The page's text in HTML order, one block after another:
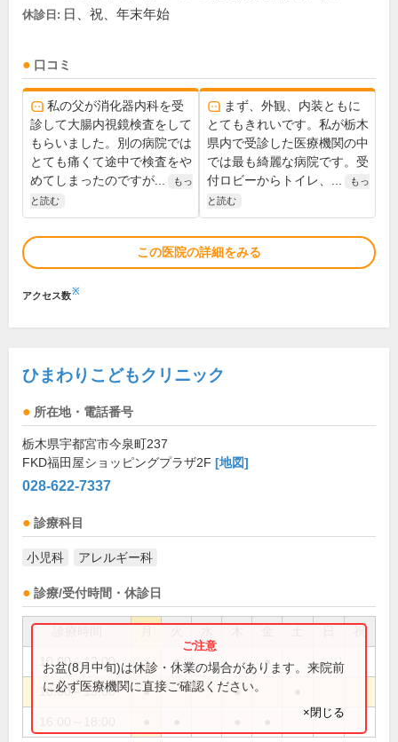
休診日: 日、祝、年末年始
口コミ
私の父が消化器内科を受
診して大腸内視鏡検査をして
もらいました。別の病院では
とても痛くて途中で検査をや
めてしまったのですが...
もっ
と読む
まず、外観、内装ともに
とてもきれいです。私が栃木
県内で受診した医療機関の中
では最も綺麗な病院です。受
付ロビーからトイレ、...
もっ
と読む
この医院の詳細をみる
アクセス数※
ひまわりこどもクリニック
所在地・電話番号
栃木県宇都宮市今泉町237
FKD福田屋ショッピングプラザ2F [地図]
028-622-7337
診療科目
小児科 アレルギー科
診療/受付時間・休診日
祝
10:00～12:00 ● ●
10:00～13:00 ● ●
お盆(8月中旬)は休診・休業の場合があります。来院前
に必ず医療機関に直接ご確認ください。
×閉じる